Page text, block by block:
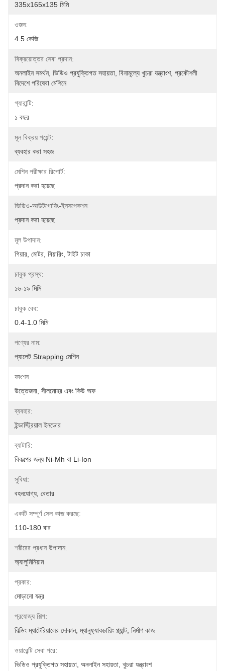
335x165x135 মিমি
ওজন:
4.5 কেজি
বিক্রয়োত্তর সেবা প্রদান:
অনলাইন সমর্থন, ভিডিও প্রযুক্তিগত সহায়তা, বিনামূল্যে খুচরা যন্ত্রাংশ, প্রকৌশলী
বিদেশে পরিষেবা মেশিনে
গ্যারান্টি:
১ বছর
মূল বিক্রয় পয়েন্ট:
ব্যবহার করা সহজ
মেশিন পরীক্ষার রিপোর্ট:
প্রদান করা হয়েছে
ভিডিও-আউটগোয়িং-ইনসপেকশন:
প্রদান করা হয়েছে
মূল উপাদান:
গিয়ার, মোটর, বিয়ারিং, টাইট চাকা
চাবুক প্রস্থ:
১৬-১৯ মিমি
চাবুক বেধ:
0.4-1.0 মিমি
পণ্যের নাম:
প্যালেট Strapping মেশিন
ফাংশন:
উত্তেজনা, সীলমোহর এবং কিউ অফ
ব্যবহার:
ইন্ডাস্ট্রিয়াল ইনডোর
ব্যাটারি:
বিকল্পের জন্য Ni-Mh বা Li-Ion
সুবিধা:
বহনযোগ্য, বেতার
একটি সম্পূর্ণ সেল কাজ করছে:
110-180 বার
শরীরের প্রধান উপাদান:
অ্যালুমিনিয়াম
প্রকার:
মোড়ানো যন্ত্র
প্রযোজ্য শিল্প:
বিল্ডিং ম্যাটেরিয়ালের দোকান, ম্যানুফ্যাকচারিং প্ল্যান্ট, নির্মাণ কাজ
ওয়ারেন্টি সেবা পরে:
ভিডিও প্রযুক্তিগত সহায়তা, অনলাইন সহায়তা, খুচরা যন্ত্রাংশ